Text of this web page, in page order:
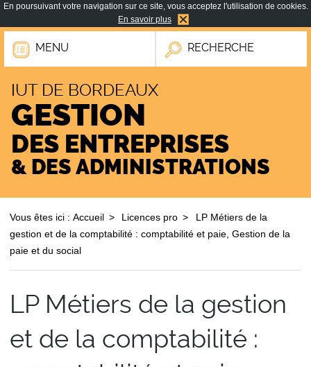
En poursuivant votre navigation sur ce site, vous acceptez l'utilisation de cookies.
En savoir plus
MENU RECHERCHE
IUT DE BORDEAUX
GESTION
DES ENTREPRISES
& DES ADMINISTRATIONS
Vous êtes ici : Accueil Licences pro
LP Métiers de la
gestion et de la comptabilité : comptabilité et paie, Gestion de la
paie et du social
LP Métiers de la gestion
et de la comptabilité :